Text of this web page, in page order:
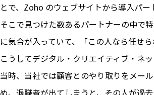
とで、Zoho のウェブサイトから導入パー
そこで見つけた数あるパートナーの中で
に気合が入っていて、「この人なら任せ
こうしてデジタル・クリエイティブ・ネ
当時、当社では顧客とのやり取りをメー
め、退職者が出てしまうと、その人が過